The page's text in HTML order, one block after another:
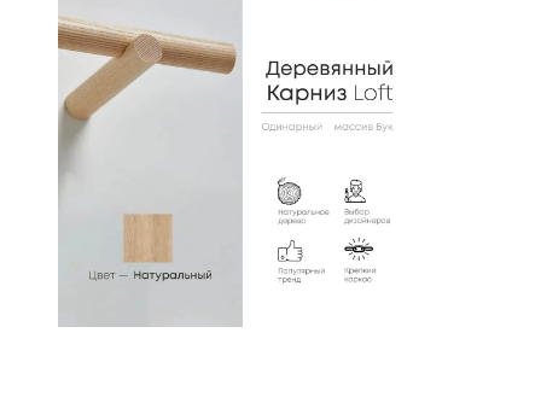
см,
МДФ